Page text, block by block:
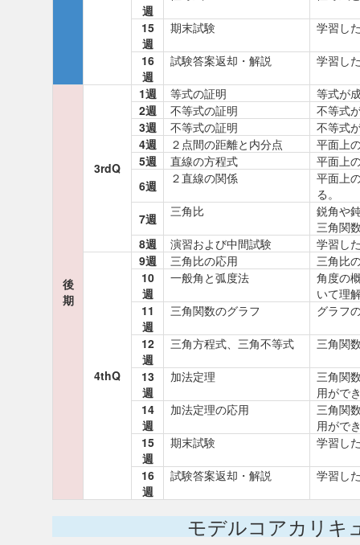
週
15
週
期末試験 学習し
16
週
試験答案返却・解説 学習し
後
期
3rdQ
1週 等式の証明
等式が
2週
不等式の証明
不等式
3週
不等式の証明
不等式
4週
２点間の距離と内分点
平面上
5週
直線の方程式
平面上
6週
２直線の関係
平面上
る。
7週
三角比
鋭角や
三角関
8週
演習および中間試験 学習し
4thQ
9週 三角比の応用
三角比
10
週
一般角と弧度法
角度の
いて理
11
週
三角関数のグラフ グラフ
12
週
三角方程式、三角不等式 三角関
13
週
加法定理
三角関
用がで
14
週
加法定理の応用
三角関
用がで
15
週
期末試験 学習し
16
週
試験答案返却・解説 学習し
モデルコアカリキ